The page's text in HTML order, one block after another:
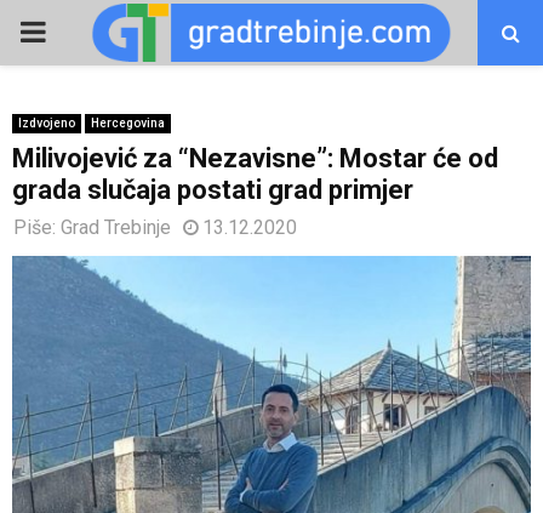
PRIMARY
Izdvojeno Hercegovina
Milivojević za “Nezavisne”: Mostar će od
grada slučaja postati grad primjer
Piše: Grad Trebinje 13.12.2020